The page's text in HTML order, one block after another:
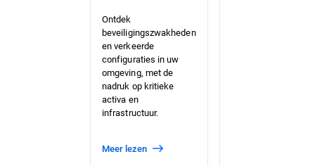
Ontdek
beveiligingszwakheden
en verkeerde
configuraties in uw
omgeving, met de
nadruk op kritieke
activa en
infrastructuur.
meer lezen